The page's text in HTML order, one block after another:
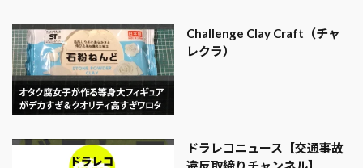
Challenge Clay Craft（チャ
レクラ）
ドラレコニュース【交通事故